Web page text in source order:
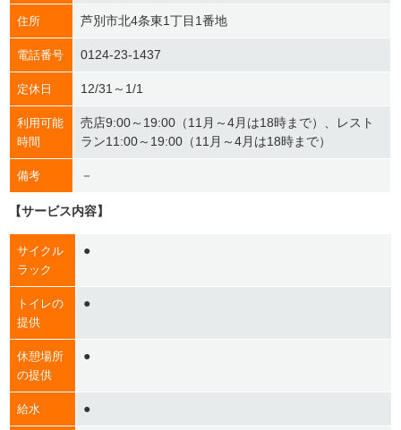
住所 芦別市北4条東1丁目1番地
電話番号 0124-23-1437
定休日 12/31～1/1
利用可能
時間
売店9:00～19:00（11月～4月は18時まで）、レスト
ラン11:00～19:00（11月～4月は18時まで）
備考 －
【サービス内容】
サイクル
ラック
●
トイレの
提供
●
休憩場所
の提供
●
給水 ●